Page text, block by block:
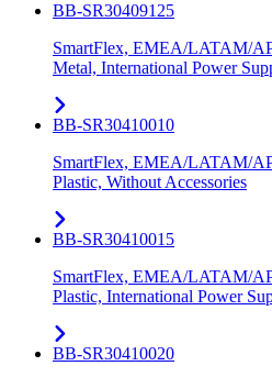
BB-SR30409125
SmartFlex, EMEA/LATAM/
Metal, International Power
BB-SR30410010
SmartFlex, EMEA/LATAM/
Plastic, Without Accessories
BB-SR30410015
SmartFlex, EMEA/LATAM/
Plastic, International Power
BB-SR30410020